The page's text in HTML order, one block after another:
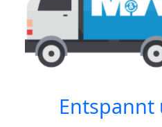
Entspannt